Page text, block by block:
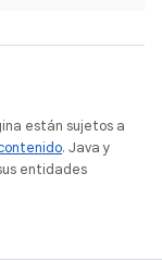
están sujetos a
. Java y
entidades